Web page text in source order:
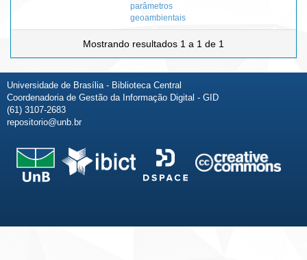
parâmetros
geoambientais
Mostrando resultados 1 a 1 de 1
Universidade de Brasília - Biblioteca Central
Coordenadoria de Gestão da Informação Digital - GID
(61) 3107-2683
repositorio@unb.br